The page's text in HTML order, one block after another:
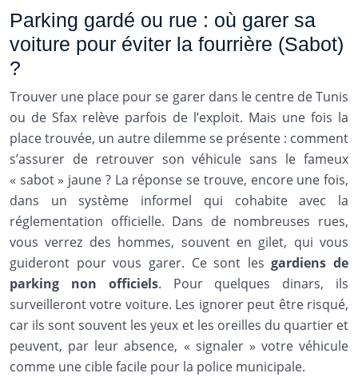
Parking gardé ou rue : où garer sa
voiture pour éviter la fourrière (Sabot)
?
Trouver une place pour se garer dans le centre de Tunis
ou de Sfax relève parfois de l’exploit. Mais une fois la
place trouvée, un autre dilemme se présente : comment
s’assurer de retrouver son véhicule sans le fameux
« sabot » jaune ? La réponse se trouve, encore une fois,
dans un système informel qui cohabite avec la
réglementation officielle. Dans de nombreuses rues,
vous verrez des hommes, souvent en gilet, qui vous
guideront pour vous garer. Ce sont lesgardiens de
parking non officiels. Pour quelques dinars, ils
surveilleront votre voiture. Les ignorer peut être risqué,
car ils sont souvent les yeux et les oreilles du quartier et
peuvent, par leur absence, « signaler » votre véhicule
comme une cible facile pour la police municipale.